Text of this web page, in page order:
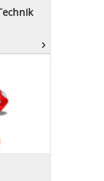
navigate_next